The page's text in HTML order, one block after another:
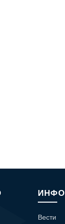
ИНФО
Вести